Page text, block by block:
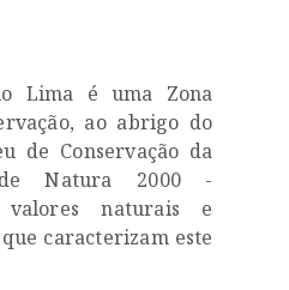
Lima é uma Zona
ao abrigo do
de Conservação da
Natura 2000 -
naturais e
caracterizam este